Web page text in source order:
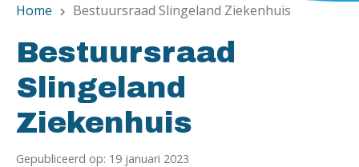
Home chevron_right Bestuursraad Slingeland Ziekenhuis
Bestuursraad
Slingeland
Ziekenhuis
Gepubliceerd op: 19 januari 2023